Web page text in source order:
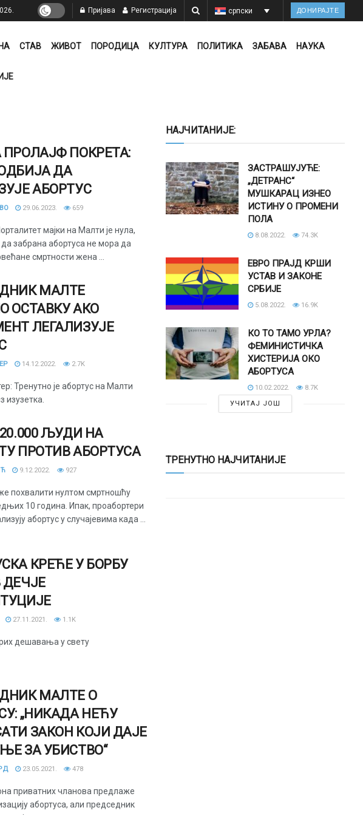
Пријава Регистрација српски ДОНИРАЈТЕ
СТАВ ЖИВОТ ПОРОДИЦА КУЛТУРА ПОЛИТИКА ЗАБАВА НАУКА
ПРОЛАЈФ ПОКРЕТА:
ДА
АБОРТУС
29.06.2023. 659
мајки на Малти је нула,
да забрана абортуса не мора да
смртности жена ...
МАЛТЕ
ОСТАВКУ АКО
ЛЕГАЛИЗУЈЕ
14.12.2022. 2.7K
Тренутно је абортус на Малти
изузетка.
ЉУДИ НА
ПРОТИВ АБОРТУСА
9.12.2022. 927
похвалити нултом смртношћу
10 година. Ипак, проабортери
абортус у случајевима када ...
КРЕЋЕ У БОРБУ
ДЕЧЈЕ
27.11.2021. 1.1K
дешавања у свету
МАЛТЕ О
„НИКАДА НЕЋУ
ЗАКОН КОЈИ ДАЈЕ
ЗА УБИСТВО“
23.05.2021. 478
приватних чланова предлаже
абортуса, али председник
НАЈЧИТАНИЈЕ:
ЗАСТРАШУЈУЋЕ:
„ДЕТРАНС“
МУШКАРАЦ ИЗНЕО
ИСТИНУ О ПРОМЕНИ
ПОЛА
8.08.2022. 74.3K
ЕВРО ПРАЈД КРШИ
УСТАВ И ЗАКОНЕ
СРБИЈЕ
5.08.2022. 16.9K
КО ТО ТАМО УРЛА?
ФЕМИНИСТИЧКА
ХИСТЕРИЈА ОКО
АБОРТУСА
10.02.2022.
8.7K
УЧИТАЈ ЈОШ
ТРЕНУТНО НАЈЧИТАНИЈЕ